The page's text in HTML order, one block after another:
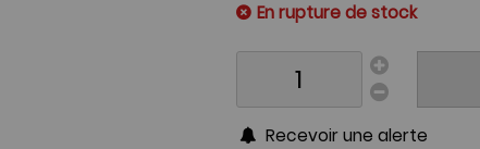
En rupture de stock
Recevoir une alerte